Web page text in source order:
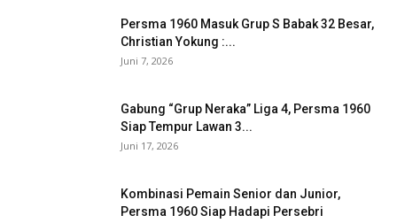
Persma 1960 Masuk Grup S Babak 32 Besar,
Christian Yokung :...
Juni 7, 2026
Gabung “Grup Neraka” Liga 4, Persma 1960
Siap Tempur Lawan 3...
Juni 17, 2026
Kombinasi Pemain Senior dan Junior,
Persma 1960 Siap Hadapi Persebri